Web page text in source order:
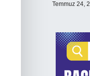
Temmuz 24,